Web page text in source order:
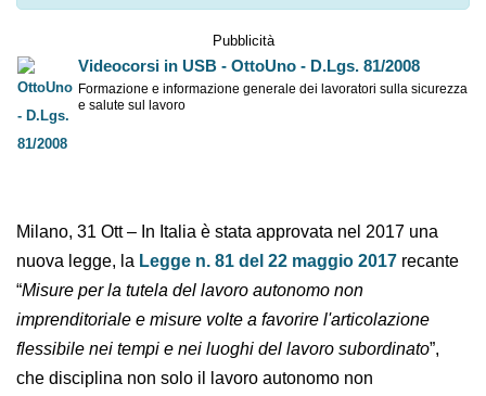
Pubblicità
Videocorsi in USB - OttoUno - D.Lgs. 81/2008
Formazione e informazione generale dei lavoratori sulla sicurezza
e salute sul lavoro
Milano, 31 Ott – In Italia è stata approvata nel 2017 una
nuova legge, la Legge n. 81 del 22 maggio 2017 recante
“Misure per la tutela del lavoro autonomo non
imprenditoriale e misure volte a favorire l'articolazione
flessibile nei tempi e nei luoghi del lavoro subordinato”,
che disciplina non solo il lavoro autonomo non